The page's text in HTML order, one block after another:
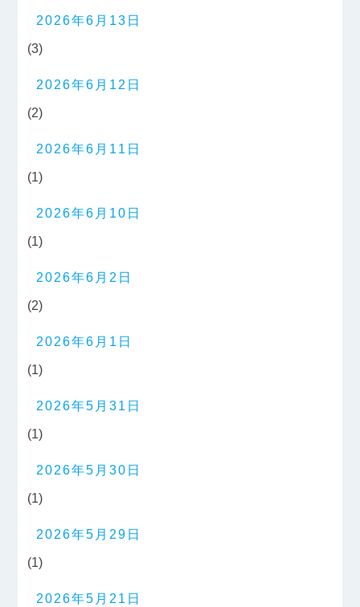
2026年6月13日
(3)
2026年6月12日
(2)
2026年6月11日
(1)
2026年6月10日
(1)
2026年6月2日
(2)
2026年6月1日
(1)
2026年5月31日
(1)
2026年5月30日
(1)
2026年5月29日
(1)
2026年5月21日